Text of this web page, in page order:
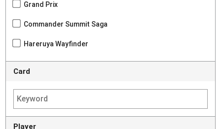
Grand Prix
Commander Summit Saga
Hareruya Wayfinder
Card
Player